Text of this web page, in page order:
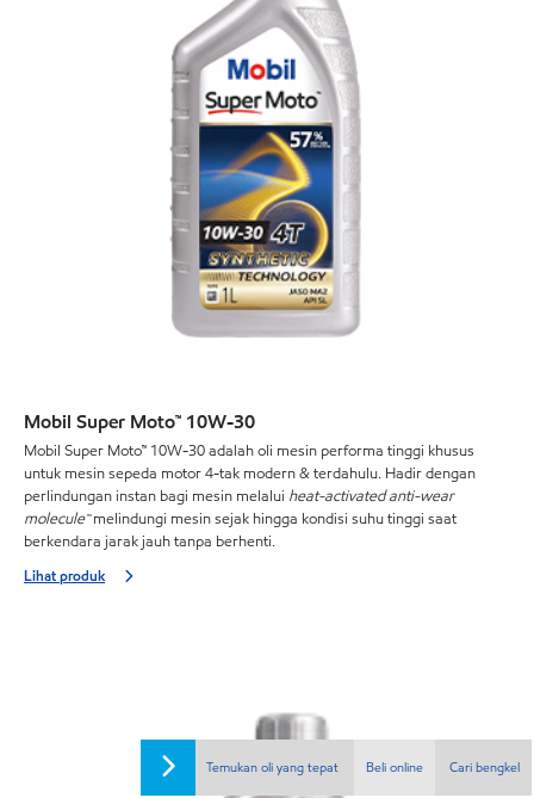
Temukan oli yang tepat Beli online Cari bengkel
Mobil Super Moto™ 10W-30
Mobil Super Moto™ 10W-30 adalah oli mesin performa tinggi khusus
untuk mesin sepeda motor 4-tak modern & terdahulu. Hadir dengan
perlindungan instan bagi mesin melalui heat-activated anti-wear
molecule™melindungi mesin sejak hingga kondisi suhu tinggi saat
berkendara jarak jauh tanpa berhenti.
Lihat produk